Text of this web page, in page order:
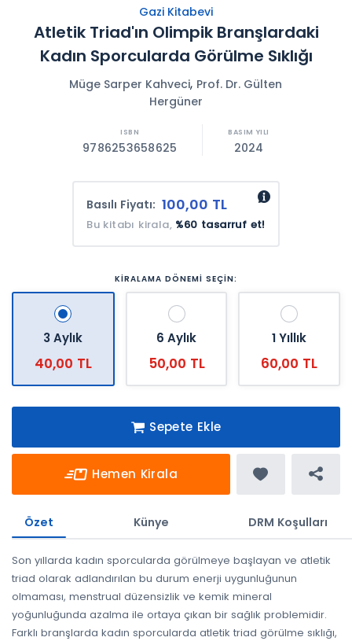
Gazi Kitabevi
Atletik Triad'ın Olimpik Branşlardaki
Kadın Sporcularda Görülme Sıklığı
Müge Sarper Kahveci, Prof. Dr. Gülten
Hergüner
9786253658625 2024
Basılı Fiyatı: 100,00 TL
Bu kitabı kirala, %60 tasarruf et!
KİRALAMA DÖNEMİ SEÇİN:
3 Aylık
40,00 TL
6 Aylık
50,00 TL
1 Yıllık
60,00 TL
Sepete Ekle
Hemen Kirala
Özet Künye DRM Koşulları
Son yıllarda kadın sporcularda görülmeye başlayan ve atletik
triad olarak adlandırılan bu durum enerji uygunluğunun
olmaması, menstrual düzensizlik ve kemik mineral
yoğunluğunda azalma ile ortaya çıkan bir sağlık problemidir.
Farklı branşlarda kadın sporcularda atletik triad görülme sıklığı,